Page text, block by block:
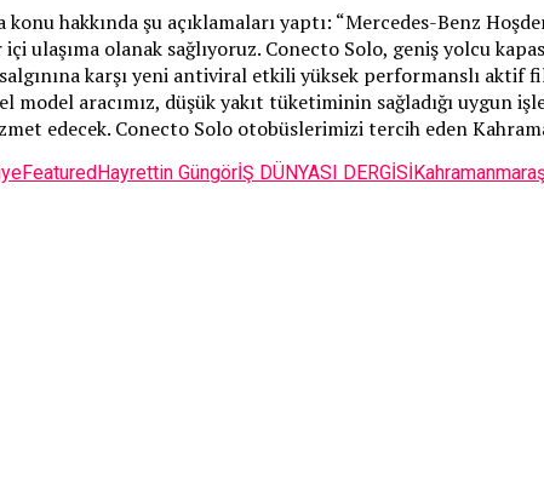
hakkında şu açıklamaları yaptı: “Mercedes-Benz
ulaşıma olanak sağlıyoruz. Conecto Solo, geniş yolcu
karşı yeni antiviral etkili yüksek performanslı
model aracımız, düşük yakıt tüketiminin sağladığı uygun
edecek. Conecto Solo otobüslerimizi tercih eden
FeaturedHayrettin GüngörİŞ DÜNYASI DERGİSİ